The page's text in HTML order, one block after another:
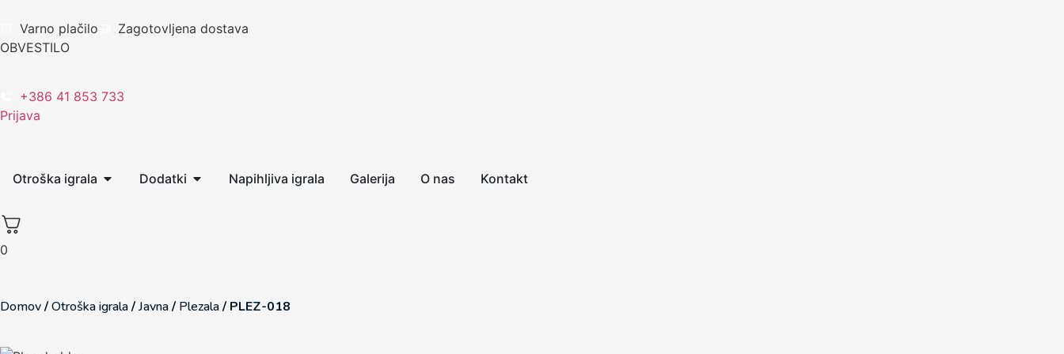
Varno plačilo
Zagotovljena dostava
OBVESTILO
+386 41 853 733
Prijava
Otroška igrala Dodatki Napihljiva igrala Galerija O nas Kontakt
0
Domov/Otroška igrala/Javna/ Plezala/ PLEZ-018